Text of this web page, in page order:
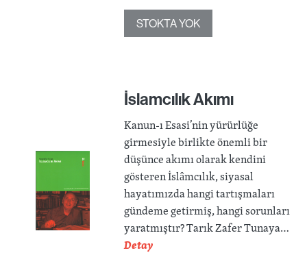
STOKTA YOK
İslamcılık Akımı
Kanun-ı Esasi’nin yürürlüğe
girmesiyle birlikte önemli bir
düşünce akımı olarak kendini
gösteren İslâmcılık, siyasal
hayatımızda hangi tartışmaları
gündeme getirmiş, hangi sorunları
yaratmıştır? Tarık Zafer Tunaya…
Detay